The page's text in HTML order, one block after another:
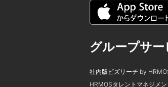
グループサー
社内版ビズリーチ by
HRMOSタレントマネジメン